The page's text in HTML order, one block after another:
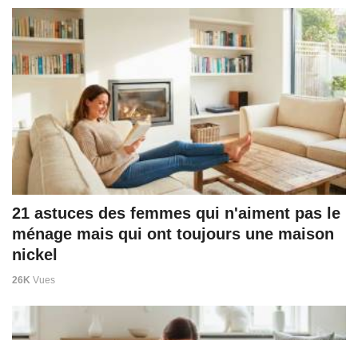
21 astuces des femmes qui n'aiment pas le
ménage mais qui ont toujours une maison
nickel
26K Vues